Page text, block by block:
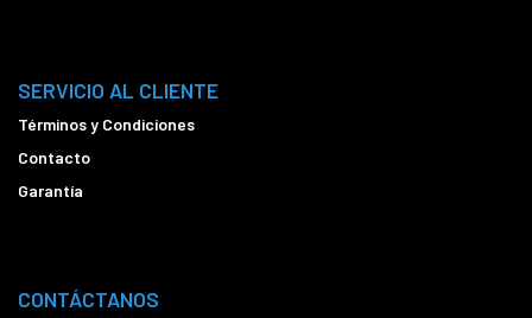
SERVICIO AL CLIENTE
Términos y Condiciones
Contacto
Garantía
CONTÁCTANOS